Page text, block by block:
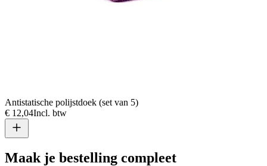
Antistatische polijstdoek (set van 5)
€ 12,04Incl. btw
Maak je bestelling compleet